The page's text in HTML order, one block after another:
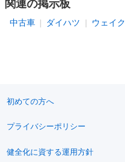
関連の掲示板
中古車 ダイハツ ウェイク
初めての方へ
プライバシーポリシー
健全化に資する運用方針